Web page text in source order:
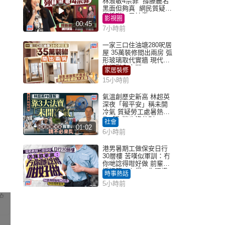
00:45
黑面但夠真 網民質疑：
真係咁一早被雪
影視圈
7小時前
一家三口住油塘280呎居
屋 35萬裝修間出兩房 弧
形玻璃取代實牆 現代神
枱櫃融入玄關
家居裝修
15小時前
01:02
氣溫創歷史新高 林超英
深夜「報平安」稱未開
冷氣 質疑勞工處暑熱警
告「取消也沒分別」
社會
6小時前
港男暑期工做保安日行
30層樓 苦嘆似軍訓：冇
你哋諗得咁好做 前輩傳
授搵筍工心得：你唔識
揀盤啫｜Juicy叮
時事熱話
5小時前